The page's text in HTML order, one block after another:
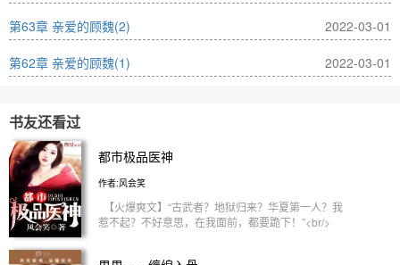
第63章 亲爱的顾魏(2) 2022-03-01
第62章 亲爱的顾魏(1) 2022-03-01
书友还看过
都市极品医神
作者:风会笑
【火爆爽文】“古武者？地狱归来？华夏第一人？我
惹不起？不好意思，在我面前，都要跪下！”<br/>